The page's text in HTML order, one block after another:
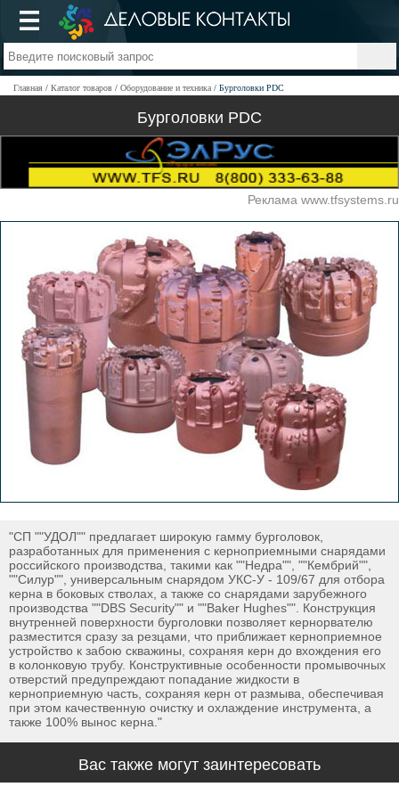
Главная Каталог товаров Оборудование и техника Бурголовки PDC
Бурголовки PDC
Реклама www.tfsystems.ru
"СП ""УДОЛ"" предлагает широкую гамму бурголовок,
разработанных для применения с керноприемными снарядами
российского производства, такими как ""Недра"", ""Кембрий"",
""Силур"", универсальным снарядом УКС-У - 109/67 для отбора
керна в боковых стволах, а также со снарядами зарубежного
производства ""DBS Security"" и ""Baker Hughes"". Конструкция
внутренней поверхности бурголовки позволяет кернорвателю
разместится сразу за резцами, что приближает керноприемное
устройство к забою скважины, сохраняя керн до вхождения его
в колонковую трубу. Конструктивные особенности промывочных
отверстий предупреждают попадание жидкости в
керноприемную часть, сохраняя керн от размыва, обеспечивая
при этом качественную очистку и охлаждение инструмента, а
также 100% вынос керна."
Вас также могут заинтересовать